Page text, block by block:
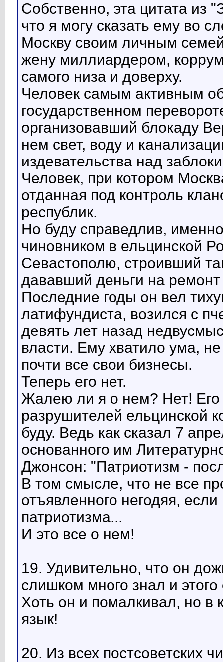
Собственно, эта цитата из
что я могу сказать ему во
Москву своим личным
жену миллиардером,
самого низа и доверху.
Человек самым активным
государственном
организовавший блокаду
нем свет, воду и
издевательства над
Человек, при котором
отданная под контроль
республик.
Но буду справедлив,
чиновником в ельцинской
Севастополю, строивший
дававший деньги на
Последние годы он вел
латифундиста, возился с
девять лет назад
власти. Ему хватило ума,
почти все свои бизнесы.
Теперь его нет.
Жалею ли я о нем? Нет! Его
разрушителей ельцинской
буду. Ведь как сказал 7
основанного им
Джонсон: "Патриотизм -
В том смысле, что не все
отъявленного негодяя,
патриотизма...
И это все о нем!
19. Удивительно, что он
слишком много знал и этого
Хоть он и помалкивал, но в
язык!
20. Из всех постсоветских